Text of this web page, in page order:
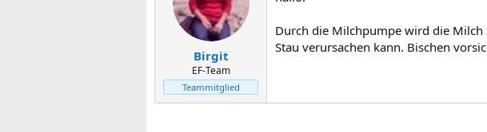
Birgit
EF-Team
Teammitglied
Durch die Milchpumpe wird die
Stau verursachen kann. Bischen